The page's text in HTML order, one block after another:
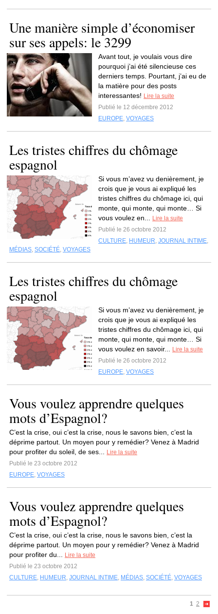
Une manière simple d’économiser
sur ses appels: le 3299
Avant tout, je voulais vous dire
pourquoi j’ai été silencieuse ces
derniers temps. Pourtant, j’ai eu de
la matière pour des posts
interessantes! Lire la suite
Publié le 12 décembre 2012
EUROPE, VOYAGES
Les tristes chiffres du chômage
espagnol
Si vous m’avez vu denièrement, je
crois que je vous ai expliqué les
tristes chiffres du chômage ici, qui
monte, qui monte, qui monte… Si
vous voulez en...
Lire la suite
Publié le 26 octobre 2012
CULTURE, HUMEUR, JOURNAL INTIME,
MÉDIAS, SOCIÉTÉ, VOYAGES
Les tristes chiffres du chômage
espagnol
Si vous m’avez vu denièrement, je
crois que je vous ai expliqué les
tristes chiffres du chômage ici, qui
monte, qui monte, qui monte… Si
vous voulez en savoir...
Lire la suite
Publié le 26 octobre 2012
EUROPE, VOYAGES
Vous voulez apprendre quelques
mots d’Espagnol?
C’est la crise, oui c’est la crise, nous le savons bien, c’est la
déprime partout. Un moyen pour y remédier? Venez à Madrid
pour profiter du soleil, de ses...
Lire la suite
Publié le 23 octobre 2012
EUROPE, VOYAGES
Vous voulez apprendre quelques
mots d’Espagnol?
C’est la crise, oui c’est la crise, nous le savons bien, c’est la
déprime partout. Un moyen pour y remédier? Venez à Madrid
pour profiter du...
Lire la suite
Publié le 23 octobre 2012
CULTURE, HUMEUR, JOURNAL INTIME, MÉDIAS, SOCIÉTÉ, VOYAGES
1 2